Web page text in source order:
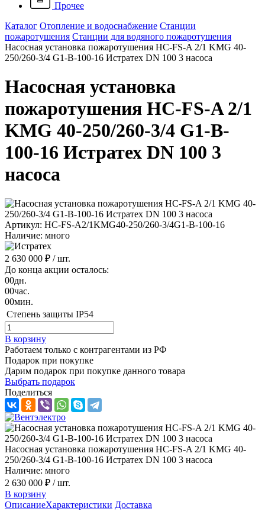
Прочее
Каталог Отопление и водоснабжение Станции
пожаротушения Станции для водяного пожаротушения
Насосная установка пожаротушения HC-FS-A 2/1 KMG 40-
250/260-3/4 G1-B-100-16 Истратех DN 100 3 насоса
Насосная установка
пожаротушения HC-FS-A 2/1
KMG 40-250/260-3/4 G1-B-
100-16 Истратех DN 100 3
насоса
Артикул: HC-FS-A2/1KMG40-250/260-3/4G1-B-100-16
Наличие: много
2 630 000 ₽ / шт.
До конца акции осталось:
00дн.
00час.
00мин.
Степень защиты IP54
В корзину
Работаем только с контрагентами из РФ
Подарок при покупке
Дарим подарок при покупке данного товара
Выбрать подарок
Поделиться
Насосная установка пожаротушения HC-FS-A 2/1 KMG 40-
250/260-3/4 G1-B-100-16 Истратех DN 100 3 насоса
Наличие: много
2 630 000 ₽ / шт.
В корзину
ОписаниеХарактеристики Доставка